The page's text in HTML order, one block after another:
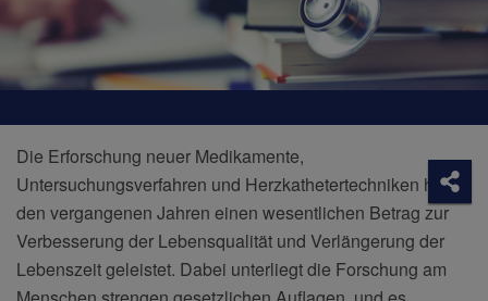
Die Erforschung neuer Medikamente,
Untersuchungsverfahren und Herzkathetertechniken hat in
den vergangenen Jahren einen wesentlichen Betrag zur
Verbesserung der Lebensqualität und Verlängerung der
Lebenszeit geleistet. Dabei unterliegt die Forschung am